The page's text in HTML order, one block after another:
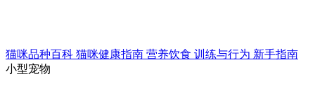
猫咪品种百科 猫咪健康指南 营养饮食 训练与行为 新手指南
小型宠物